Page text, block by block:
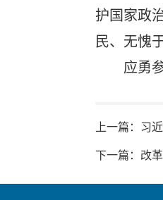
护国家政
民、无愧
应勇
上一篇： 习
下一篇： 改